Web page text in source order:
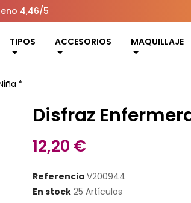
4,46/5
TIPOS ACCESORIOS MAQUILLAJE
*
Disfraz
12,20 €
Referencia V200944
En stock 25 Artículos